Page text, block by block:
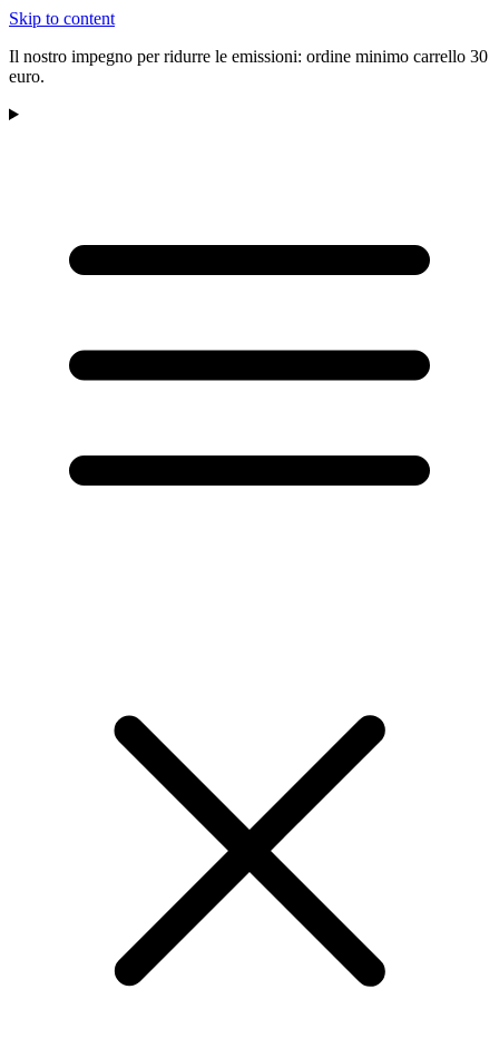
Skip to content
Il nostro impegno per ridurre le emissioni: ordine minimo carrello 30
euro.